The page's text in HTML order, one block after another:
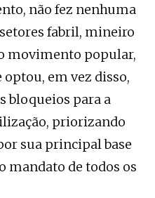
não fez nenhuma
fabril, mineiro
movimento popular,
em vez disso,
bloqueios para a
priorizando
sua principal base
mandato de todos os